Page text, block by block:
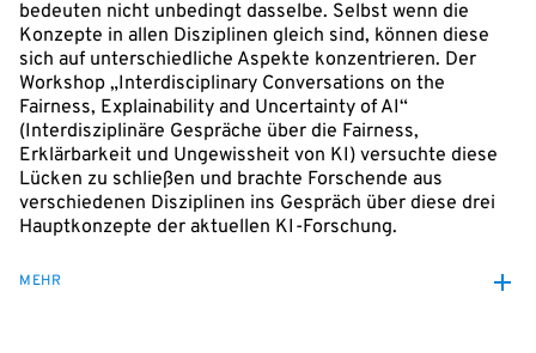
bedeuten nicht unbedingt dasselbe. Selbst wenn die
Konzepte in allen Disziplinen gleich sind, können diese
sich auf unterschiedliche Aspekte konzentrieren. Der
Workshop „Interdisciplinary Conversations on the
Fairness, Explainability and Uncertainty of AI“
(Interdisziplinäre Gespräche über die Fairness,
Erklärbarkeit und Ungewissheit von KI) versuchte diese
Lücken zu schließen und brachte Forschende aus
verschiedenen Disziplinen ins Gespräch über diese drei
Hauptkonzepte der aktuellen KI-Forschung.
MEHR